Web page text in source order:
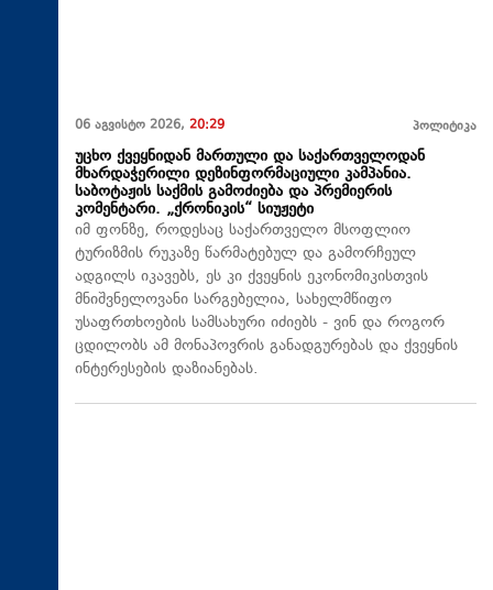
06 აგვისტო 2026, 20:29 პოლიტიკა
უცხო ქვეყნიდან მართული და საქართველოდან
მხარდაჭერილი დეზინფორმაციული კამპანია.
საბოტაჟის საქმის გამოძიება და პრემიერის
კომენტარი. „ქრონიკის“ სიუჟეტი
იმ ფონზე, როდესაც საქართველო მსოფლიო
ტურიზმის რუკაზე წარმატებულ და გამორჩეულ
ადგილს იკავებს, ეს კი ქვეყნის ეკონომიკისთვის
მნიშვნელოვანი სარგებელია, სახელმწიფო
უსაფრთხოების სამსახური იძიებს - ვინ და როგორ
ცდილობს ამ მონაპოვრის განადგურებას და ქვეყნის
ინტერესების დაზიანებას.